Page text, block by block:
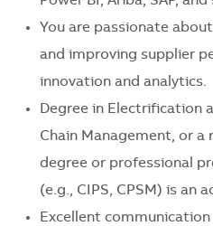
You are passionate
and improving supplier
innovation and analytics.
Degree in Electrification
Chain Management, or a
degree or professional
(e.g., CIPS, CPSM) is an
Excellent communication